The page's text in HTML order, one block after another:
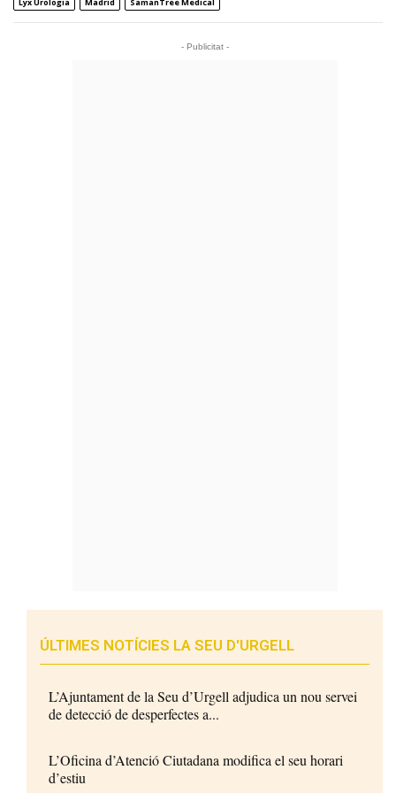
Lyx Urologia
Madrid SamanTree Medical
- Publicitat -
ÚLTIMES NOTÍCIES LA SEU D'URGELL
L’Ajuntament de la Seu d’Urgell adjudica un nou servei
de detecció de desperfectes a...
L’Oficina d’Atenció Ciutadana modifica el seu horari
d’estiu